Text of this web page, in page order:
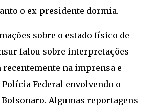
o ex-presidente dormia.
sobre o estado físico de
falou sobre interpretações
na imprensa e
Federal envolvendo o
Algumas reportagens